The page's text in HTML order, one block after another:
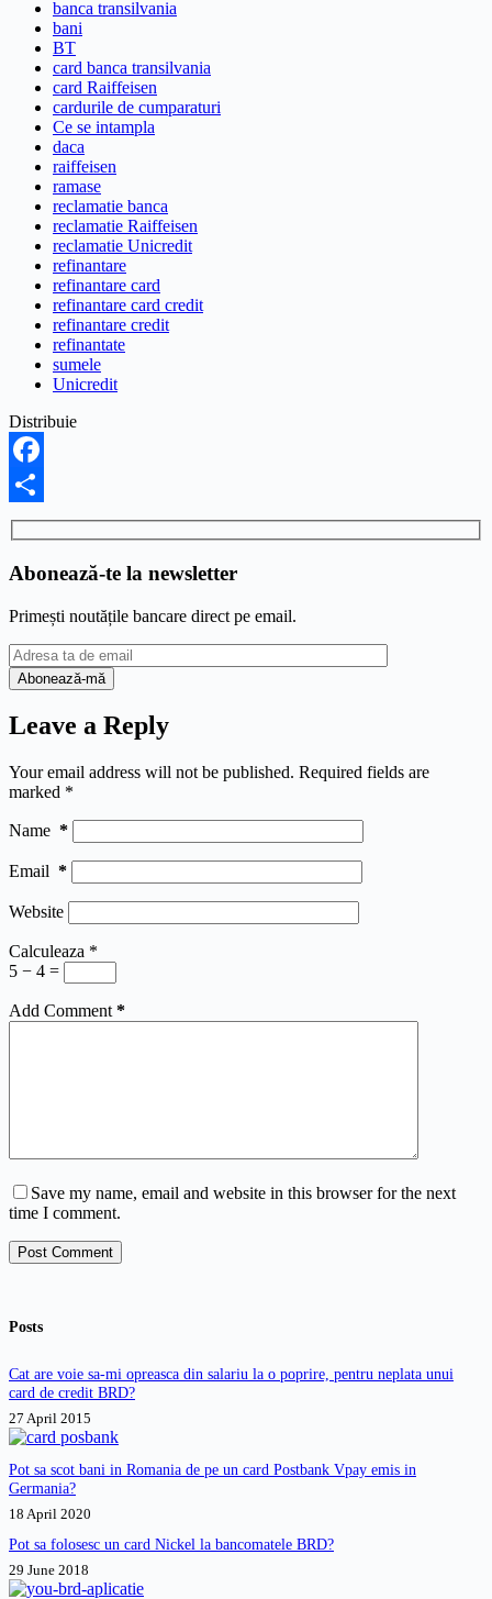
banca transilvania
bani
BT
card banca transilvania
card Raiffeisen
cardurile de cumparaturi
Ce se intampla
daca
raiffeisen
ramase
reclamatie banca
reclamatie Raiffeisen
reclamatie Unicredit
refinantare
refinantare card
refinantare card credit
refinantare credit
refinantate
sumele
Unicredit
Distribuie
Facebook
Share
Abonează-te la newsletter
Primești noutățile bancare direct pe email.
Leave a Reply
Your email address will not be published. Required fields are
marked *
Name *
Email *
Website
Calculeaza *
5 − 4 =
Add Comment *
Save my name, email and website in this browser for the next
time I comment.
Post Comment
Posts
Cat are voie sa-mi opreasca din salariu la o poprire, pentru neplata unui
card de credit BRD?
27 April 2015
Pot sa scot bani in Romania de pe un card Postbank Vpay emis in
Germania?
18 April 2020
Pot sa folosesc un card Nickel la bancomatele BRD?
29 June 2018